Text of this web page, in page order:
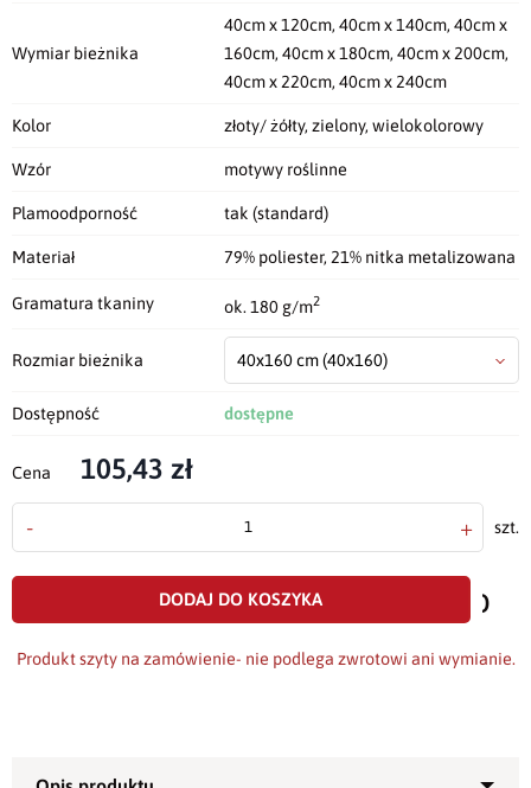
Wymiar bieżnika
40cm x 120cm, 40cm x 140cm, 40cm x
160cm, 40cm x 180cm, 40cm x 200cm,
40cm x 220cm, 40cm x 240cm
Kolor złoty/ żółty, zielony, wielokolorowy
Wzór motywy roślinne
Plamoodporność tak (standard)
Materiał 79% poliester, 21% nitka metalizowana
Gramatura tkaniny ok. 180 g/m2
Rozmiar bieżnika 40x160 cm(40x160)
Dostępność dostępne
Cena 105,43 zł
- + szt.
DODAJ DO KOSZYKA
do
Produkt szyty na zamówienie- nie podlega zwrotowi ani wymianie.